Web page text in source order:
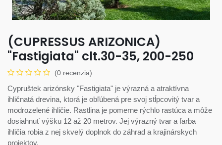
(CUPRESSUS ARIZONICA)
"Fastigiata" clt.30-35, 200-250
(0 recenzia)
Cypruštek arizónsky "Fastigiata" je výrazná a atraktívna
ihličnatá drevina, ktorá je obľúbená pre svoj stĺpcovitý tvar a
modrozelené ihličie. Rastlina je pomerne rýchlo rastúca a môže
dosiahnuť výšku 12 až 20 metrov. Jej výrazný tvar a farba
ihličia robia z nej skvelý doplnok do záhrad a krajinárskych
projektov.